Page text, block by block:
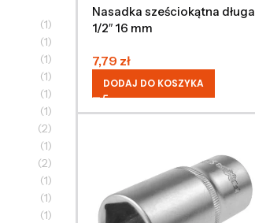
(1)
(1)
(1)
(1)
(1)
(1)
(2)
(1)
(2)
(1)
(1)
(1)
Nasadka sześciokątna długa
1/2″ 16 mm
7,79 zł
DODAJ DO KOSZYKA